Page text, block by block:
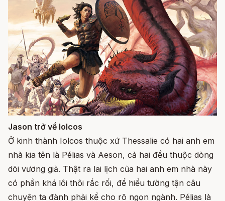
Jason trở về Iolcos
Ở kinh thành Iolcos thuộc xứ Thessalie có hai anh em
nhà kia tên là Pélias và Aeson, cả hai đều thuộc dòng
dõi vương giả. Thật ra lai lịch của hai anh em nhà này
có phần khá lôi thôi rắc rối, để hiểu tường tận câu
chuyện ta đành phải kể cho rõ ngọn ngành. Pélias là